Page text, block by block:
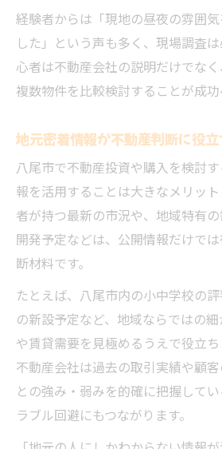
経験者からは「現地の昼夜の雰囲
した」という声も多く、現場調査
心者は不動産会社の説明だけでな
複数物件を比較検討することが成功
地元密着情報が不動産判断に役
八尾市で不動産投資や購入を検討
報を活用することは大きなメリッ
者が持つ最新の市況や、地域特有
開発予定などは、公開情報だけで
断材料です。
たとえば、八尾市内の小中学校の
の新設予定など、地域ならではの
や賃貸需要を見極めるうえで役立
不動産会社は過去の取引実績や顧
との強み・弱みを的確に把握して
ラブル回避にもつながります。